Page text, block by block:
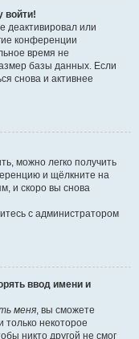
войти!
деактивировал или
конференции
время не
базы данных. Если
снова и активнее
можно легко получить
и щёлкните на
и скоро вы снова
с администратором
ввод имени и
меня, вы сможете
некоторое
никто другой не смог